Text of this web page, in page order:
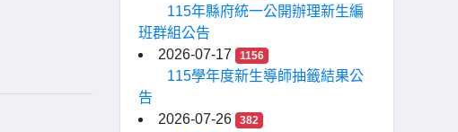
115年縣府統一公開辦理新生編
班群組公告
2026-07-17
1156
115學年度新生導師抽籤結果公
告
2026-07-26
382